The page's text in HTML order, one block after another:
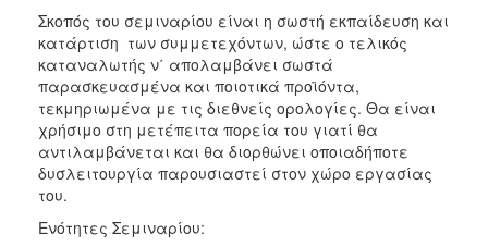
ΔΗΜΟΣ
ΠΟΛΙΤΙΣΜΟΣ
ΑΝΘΕΚΤΙΚΗ
ΠΟΛΗ
Σκοπός του σεμιναρίου είναι η σωστή εκπαίδευση και
κατάρτιση των συμμετεχόντων, ώστε ο τελικός
καταναλωτής ν΄ απολαμβάνει σωστά
παρασκευασμένα και ποιοτικά προϊόντα,
τεκμηριωμένα με τις διεθνείς ορολογίες. Θα είναι
χρήσιμο στη μετέπειτα πορεία του γιατί θα
αντιλαμβάνεται και θα διορθώνει οποιαδήποτε
δυσλειτουργία παρουσιαστεί στον χώρο εργασίας
του.
Ενότητες Σεμιναρίου: